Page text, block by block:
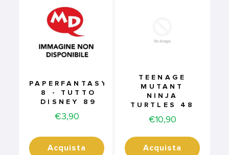
PAPERFANTASY
8 - TUTTO
DISNEY 89
Price
€3,90
Acquista
TEENAGE
MUTANT
NINJA
TURTLES 48
Price
€10,90
Acquista